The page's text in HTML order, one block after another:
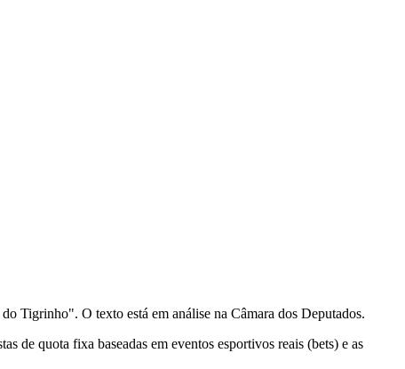
Tigrinho". O texto está em análise na Câmara dos Deputados.
de quota fixa baseadas em eventos esportivos reais (bets) e as